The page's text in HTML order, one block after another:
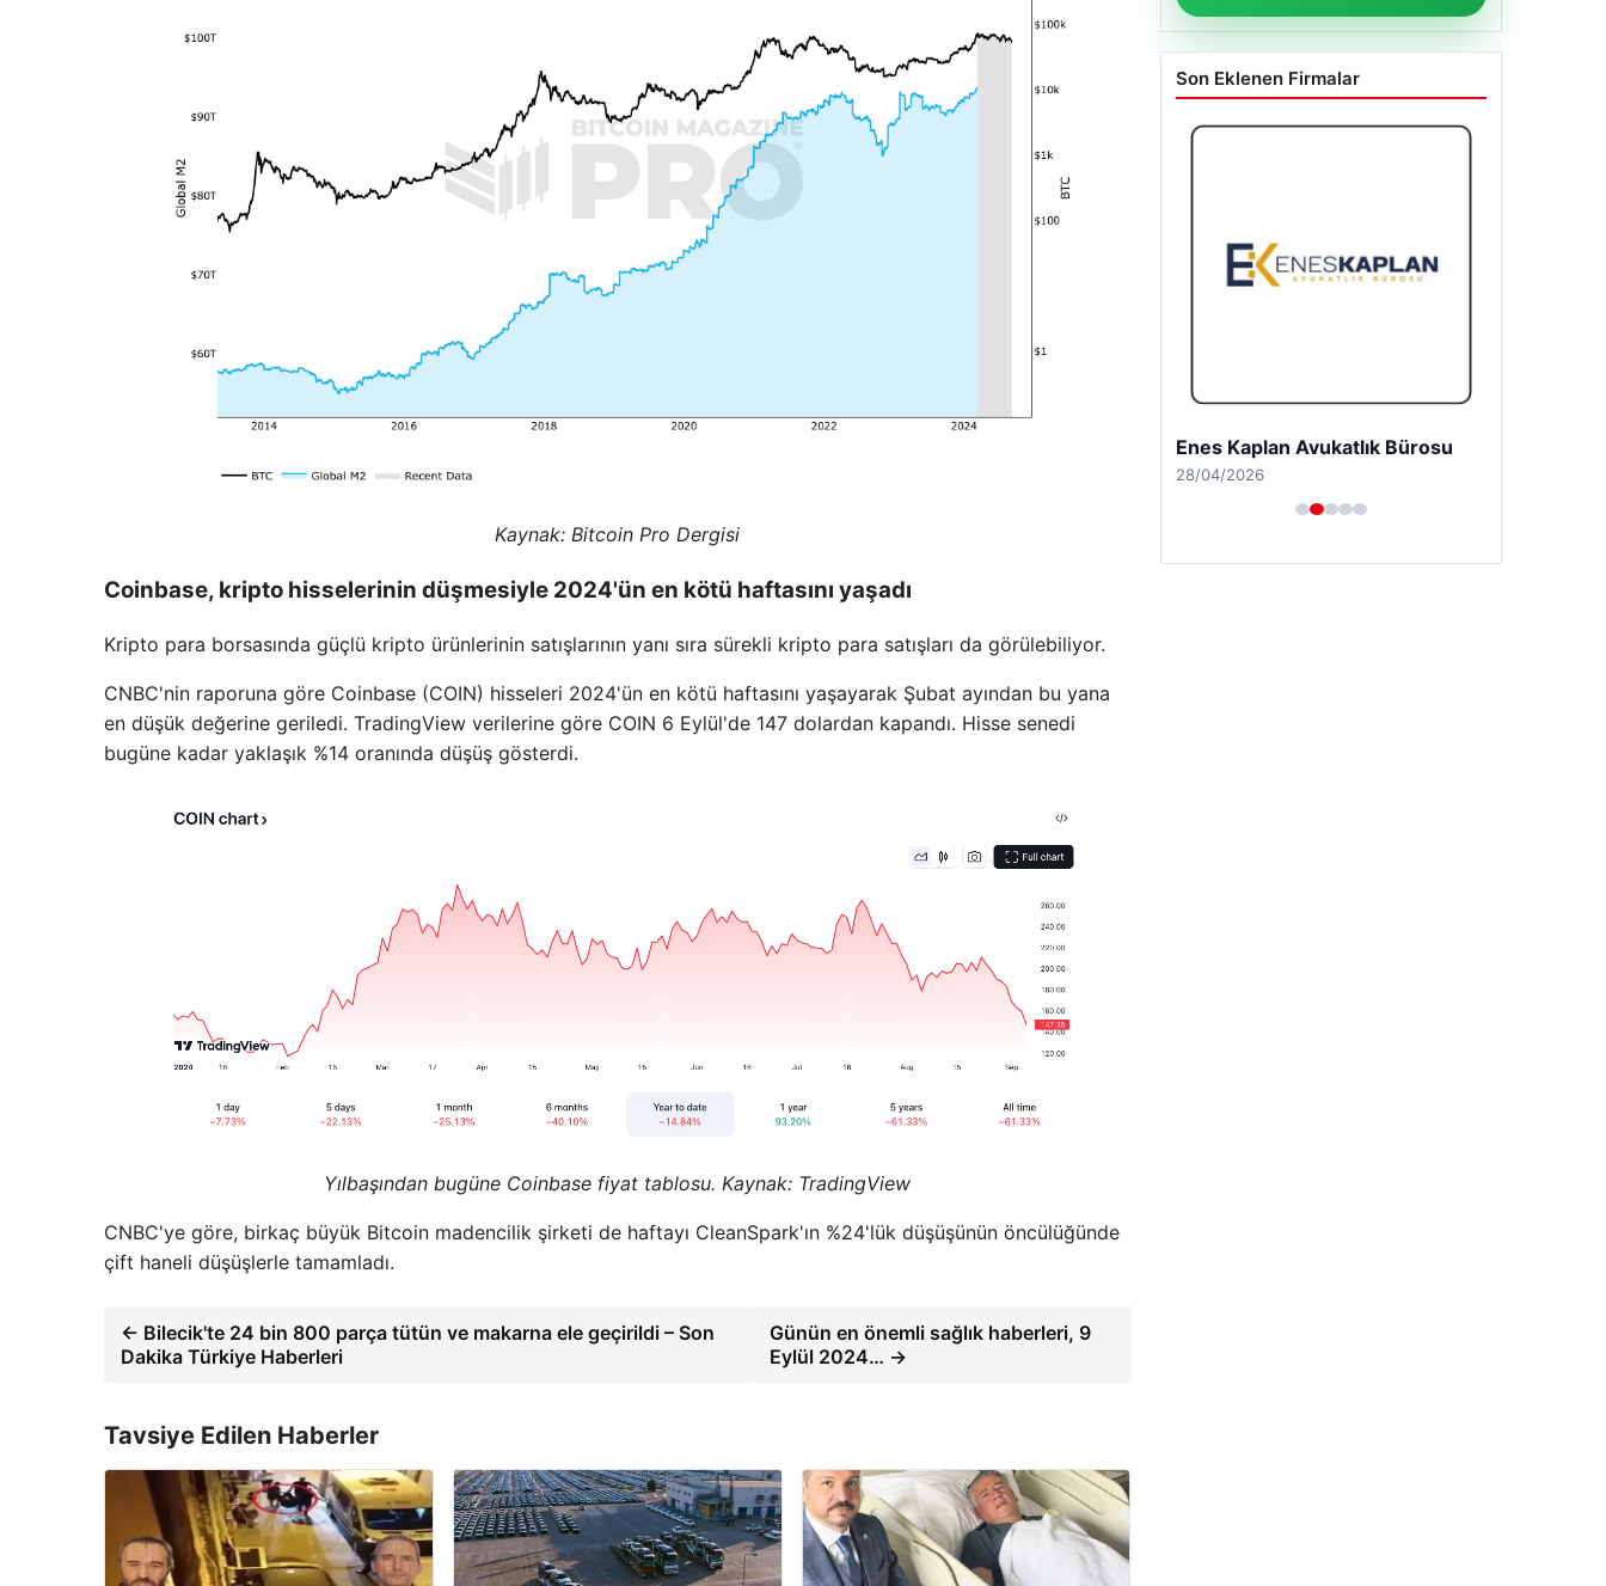
Kaynak:Bitcoin Pro Dergisi
Coinbase, kripto hisselerinin düşmesiyle 2024'ün en kötü haftasını yaşadı
Kripto para borsasında güçlü kripto ürünlerinin satışlarının yanı sıra sürekli kripto para satışları da görülebiliyor.
CNBC'nin raporuna göre Coinbase (COIN) hisseleri 2024'ün en kötü haftasını yaşayarak Şubat ayından bu yana
en düşük değerine geriledi. TradingView verilerine göre COIN 6 Eylül'de 147 dolardan kapandı. Hisse senedi
bugüne kadar yaklaşık %14 oranında düşüş gösterdi.
Yılbaşından bugüne Coinbase fiyat tablosu. Kaynak: TradingView
CNBC'ye göre, birkaç büyük Bitcoin madencilik şirketi de haftayı CleanSpark'ın %24'lük düşüşünün öncülüğünde
çift haneli düşüşlerle tamamladı.
← Bilecik'te 24 bin 800 parça tütün ve makarna ele geçirildi – Son
Dakika Türkiye Haberleri
Günün en önemli sağlık haberleri, 9
Eylül 2024… →
Tavsiye Edilen Haberler
Son Eklenen Firmalar
Enes Kaplan Avukatlık Bürosu
28/04/2026